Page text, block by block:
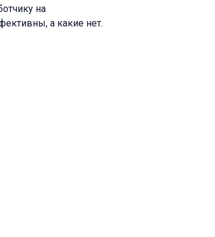
на
а какие нет.